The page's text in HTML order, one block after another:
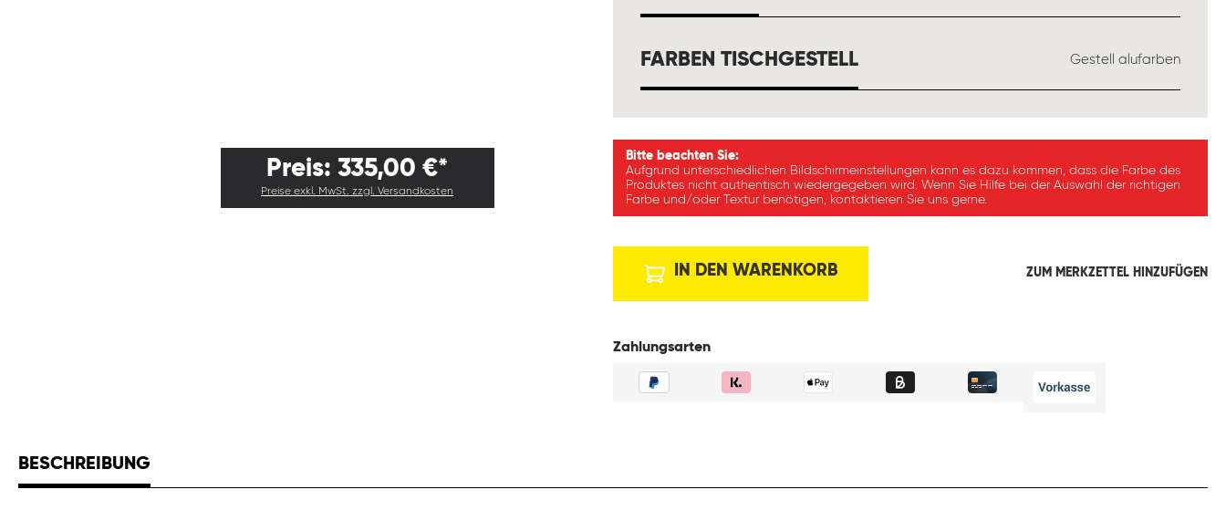
Preis: 335,00 €*
Preise exkl. MwSt. zzgl. Versandkosten
FARBEN TISCHGESTELLAUSWÄHLEN Gestell alufarben
Bitte beachten Sie:
Aufgrund unterschiedlichen Bildschirmeinstellungen kann es dazu kommen, dass die Farbe des
Produktes nicht authentisch wiedergegeben wird. Wenn Sie Hilfe bei der Auswahl der richtigen
Farbe und/oder Textur benötigen, kontaktieren Sie uns gerne.
IN DEN WARENKORB ZUM MERKZETTEL HINZUFÜGEN
Zahlungsarten
BESCHREIBUNG